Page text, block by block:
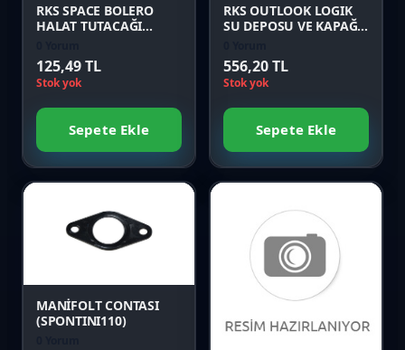
RKS SPACE BOLERO
HALAT TUTACAĞI
125,49 TL
Stok yok
Sepete Ekle
RKS OUTLOOK LOGIK
SU DEPOSU VE KAPAĞI
556,20 TL
Stok yok
Sepete Ekle
Favori
Karşılaştır
MANİFOLT CONTASI
(SPONTINI110)
Favori
Karşılaştır